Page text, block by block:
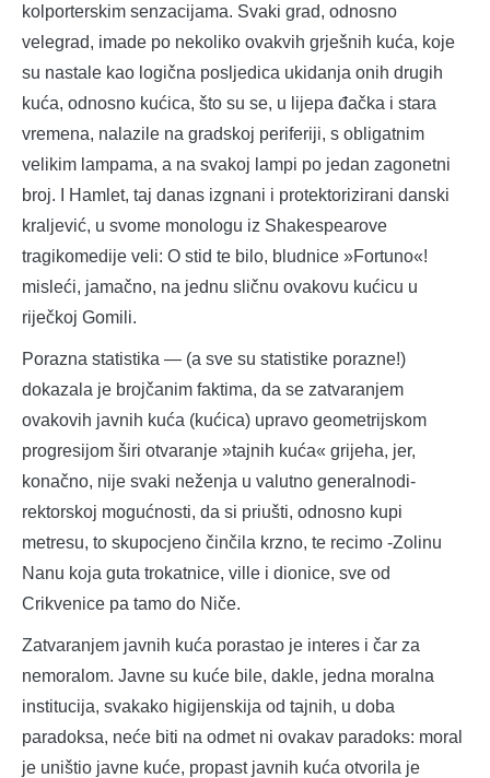
kolporterskim senzacijama. Svaki grad, odnosno
velegrad, imade po nekoliko ovakvih grješnih kuća, koje
su nastale kao logična posljedica ukidanja onih drugih
kuća, odnosno kućica, što su se, u lijepa đačka i stara
vremena, nalazile na gradskoj periferiji, s obligatnim
velikim lampama, a na svakoj lampi po jedan zagonetni
broj. I Hamlet, taj danas izgnani i protektorizirani danski
kraljević, u svome monologu iz Shakespearove
tragikomedije veli: O stid te bilo, bludnice »Fortuno«!
misleći, jamačno, na jednu sličnu ovakovu kućicu u
riječkoj Gomili.
Porazna statistika — (a sve su statistike porazne!)
dokazala je brojčanim faktima, da se zatvaranjem
ovakovih javnih kuća (kućica) upravo geometrijskom
progresijom širi otvaranje »tajnih kuća« grijeha, jer,
konačno, nije svaki neženja u valutno generalnodi-
rektorskoj mogućnosti, da si priušti, odnosno kupi
metresu, to skupocjeno činčila krzno, te recimo -Zolinu
Nanu koja guta trokatnice, ville i dionice, sve od
Crikvenice pa tamo do Niče.
Zatvaranjem javnih kuća porastao je interes i čar za
nemoralom. Javne su kuće bile, dakle, jedna moralna
institucija, svakako higijenskija od tajnih, u doba
paradoksa, neće biti na odmet ni ovakav paradoks: moral
je uništio javne kuće, propast javnih kuća otvorila je